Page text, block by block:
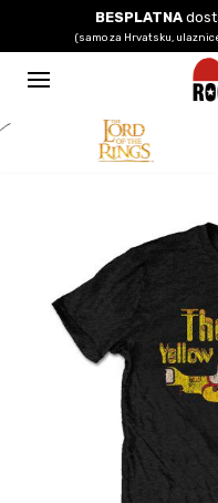
BESPLATNA
(samo za Hrvatsku,